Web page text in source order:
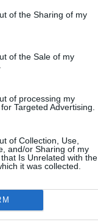
of the Sharing of my
of the Sale of my
of processing my
Targeted Advertising.
of Collection, Use,
and/or Sharing of my
Is Unrelated with the
it was collected.